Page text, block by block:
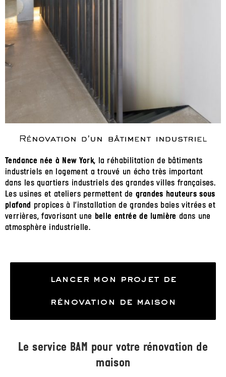
Rénovation d'un bâtiment industriel
Tendance née à New York, la réhabilitation de bâtiments
industriels en logement a trouvé un écho très important
dans les quartiers industriels des grandes villes françaises.
Les usines et ateliers permettent de grandes hauteurs sous
plafond
propices à l’installation de grandes baies vitrées et
verrières, favorisant une
belle entrée de lumière dans une
atmosphère industrielle.
lancer mon projet de
rénovation de maison
Le service BAM pour votre rénovation de
maison